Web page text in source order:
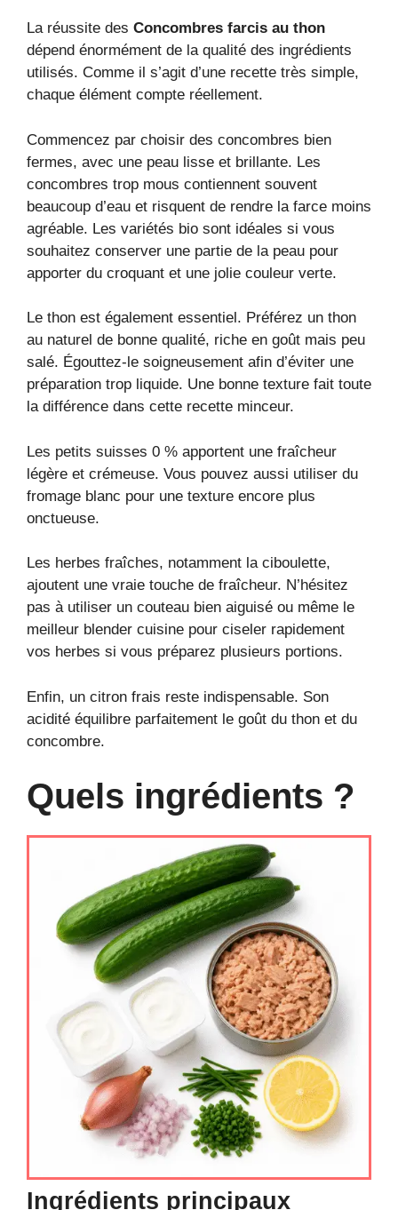
La réussite des Concombres farcis au thon
dépend énormément de la qualité des ingrédients
utilisés. Comme il s’agit d’une recette très simple,
chaque élément compte réellement.
Commencez par choisir des concombres bien
fermes, avec une peau lisse et brillante. Les
concombres trop mous contiennent souvent
beaucoup d’eau et risquent de rendre la farce moins
agréable. Les variétés bio sont idéales si vous
souhaitez conserver une partie de la peau pour
apporter du croquant et une jolie couleur verte.
Le thon est également essentiel. Préférez un thon
au naturel de bonne qualité, riche en goût mais peu
salé. Égouttez-le soigneusement afin d’éviter une
préparation trop liquide. Une bonne texture fait toute
la différence dans cette recette minceur.
Les petits suisses 0 % apportent une fraîcheur
légère et crémeuse. Vous pouvez aussi utiliser du
fromage blanc pour une texture encore plus
onctueuse.
Les herbes fraîches, notamment la ciboulette,
ajoutent une vraie touche de fraîcheur. N’hésitez
pas à utiliser un couteau bien aiguisé ou même le
meilleur blender cuisine pour ciseler rapidement
vos herbes si vous préparez plusieurs portions.
Enfin, un citron frais reste indispensable. Son
acidité équilibre parfaitement le goût du thon et du
concombre.
Quels ingrédients ?
Ingrédients principaux